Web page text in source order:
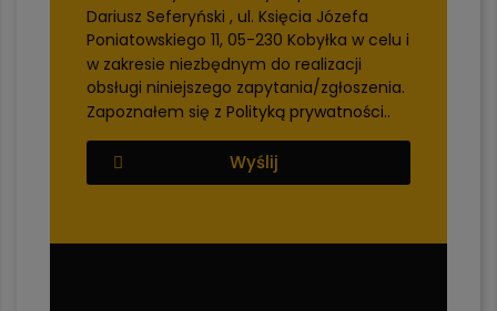
Dariusz Seferyński , ul. Księcia Józefa
Poniatowskiego 11, 05-230 Kobyłka w celu i
w zakresie niezbędnym do realizacji
obsługi niniejszego zapytania/zgłoszenia.
Zapoznałem się z Polityką prywatności..
Wyślij